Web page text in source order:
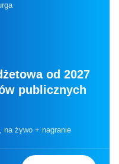
od 2027
publicznych
na żywo + nagranie